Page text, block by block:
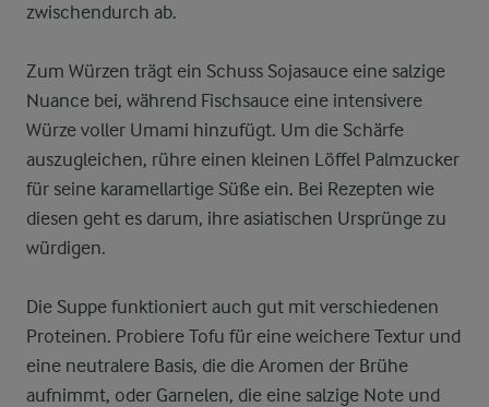
zwischendurch ab.
Zum Würzen trägt ein Schuss Sojasauce eine salzige
Nuance bei, während Fischsauce eine intensivere
Würze voller Umami hinzufügt. Um die Schärfe
auszugleichen, rühre einen kleinen Löffel Palmzucker
für seine karamellartige Süße ein. Bei Rezepten wie
diesen geht es darum, ihre asiatischen Ursprünge zu
würdigen.
Die Suppe funktioniert auch gut mit verschiedenen
Proteinen. Probiere Tofu für eine weichere Textur und
eine neutralere Basis, die die Aromen der Brühe
aufnimmt, oder Garnelen, die eine salzige Note und